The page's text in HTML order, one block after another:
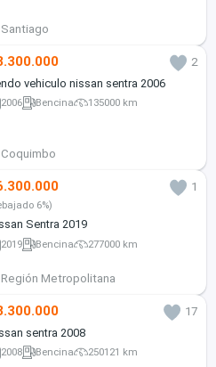
Santiago
2
vehiculo nissan sentra 2006
2006 Bencina 135000 km
Coquimbo
1
6%)
Sentra 2019
2019 Bencina 277000 km
Región Metropolitana
17
sentra 2008
2008 Bencina 250121 km